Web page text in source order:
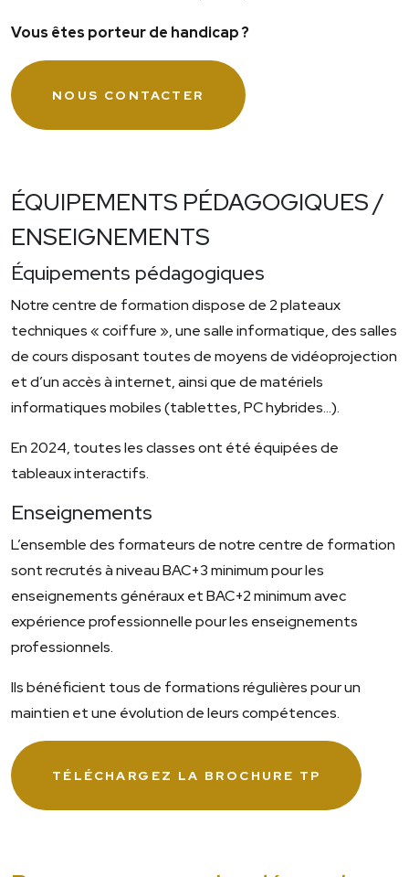
Vous êtes porteur de handicap ?
NOUS CONTACTER
ÉQUIPEMENTS PÉDAGOGIQUES /
ENSEIGNEMENTS
Équipements pédagogiques
Notre centre de formation dispose de 2 plateaux
techniques « coiffure », une salle informatique, des salles
de cours disposant toutes de moyens de vidéoprojection
et d’un accès à internet, ainsi que de matériels
informatiques mobiles (tablettes, PC hybrides…).
En 2024, toutes les classes ont été équipées de
tableaux interactifs.
Enseignements
L’ensemble des formateurs de notre centre de formation
sont recrutés à niveau BAC+3 minimum pour les
enseignements généraux et BAC+2 minimum avec
expérience professionnelle pour les enseignements
professionnels.
Ils bénéficient tous de formations régulières pour un
maintien et une évolution de leurs compétences.
TÉLÉCHARGEZ LA BROCHURE TP